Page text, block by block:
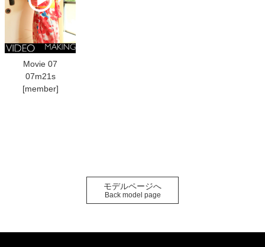
Movie 07
07m21s
[member]
モデルページへ
Back model page